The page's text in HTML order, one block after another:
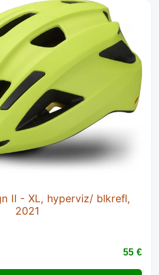
II - XL, hyperviz/ blkrefl,
2021
55 €